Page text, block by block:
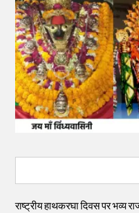
राष्ट्रीय हाथकरघा दिवस पर भव्य